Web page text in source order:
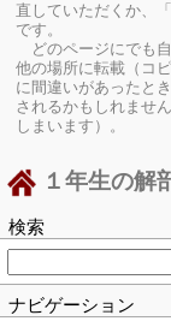
直していただくか、
です。
どのページにでも
他の場所に転載（コ
に間違いがあったと
されるかもしれませ
しまいます）。
１年生の解
検索
ナビゲーション